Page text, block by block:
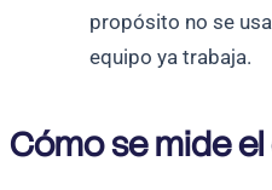
propósito no se
equipo ya trabaja.
Cómo se mide